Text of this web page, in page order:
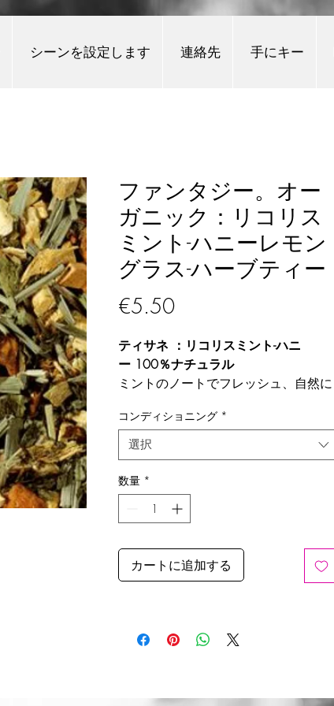
シーンを設定します 連絡先 手にキー
ファンタジー。オー
ガニック：リコリス
ミント-ハニーレモン
グラス-ハーブティー
€5.50価格
ティサネ ：リコリスミント-ハニ
ー 100％ナチュラル
ミントのノートでフレッシュ、自然に
トニックとソフトを同時に。
ホットコールドで消費される、すべて
の季節の御馳走。
コンディショニング *
選択
数量 *
カートに追加する